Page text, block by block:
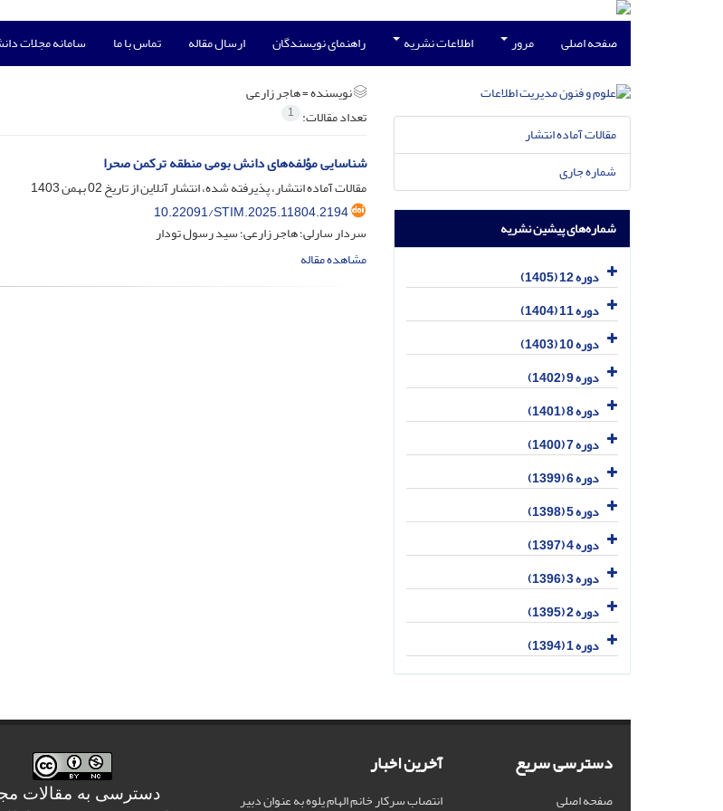
صفحه اصلی مرور اطلاعات نشریه راهنمای نویسندگان ارسال مقاله تماس با ما سامانه مجلات
نویسنده =هاجر زارعی
تعداد مقالات: 1
شناسایی مؤلفه‌های دانش بومی منطقه ترکمن صحرا
مقالات آماده انتشار، پذیرفته شده، انتشار آنلاین از تاریخ02 بهمن 1403
10.22091/STIM.2025.11804.2194
سردار سارلی؛ هاجر زارعی؛ سید رسول تودار
مشاهده مقاله
مقالات آماده انتشار
شماره جاری
شماره‌های پیشین نشریه
دوره 12 (1405)
دوره 11 (1404)
دوره 10 (1403)
دوره 9 (1402)
دوره 8 (1401)
دوره 7 (1400)
دوره 6 (1399)
دوره 5 (1398)
دوره 4 (1397)
دوره 3 (1396)
دوره 2 (1395)
دوره 1 (1394)
دسترسی سریع
صفحه اصلی
آخرین اخبار
انتصاب سرکار خانم الهام یلوه به عنوان دبیر
دسترسی به مقالات